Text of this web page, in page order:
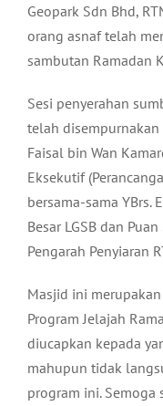
Geopark Sdn Bhd,
orang asnaf telah
sambutan Ramadan
Sesi penyerahan
telah disempurnakan
Faisal bin Wan
Eksekutif
bersama-sama YBrs.
Besar LGSB dan
Pengarah Penyiaran
Masjid ini
Program Jelajah
diucapkan kepada
mahupun tidak
program ini.